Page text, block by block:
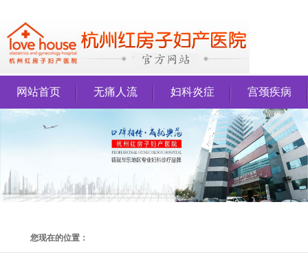
网站首页 无痛人流 妇科炎症 宫颈疾病
您现在的位置：